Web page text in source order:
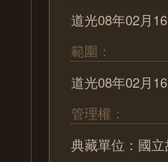
道光08年02月
範圍：
道光08年02月
管理權：
典藏單位：國